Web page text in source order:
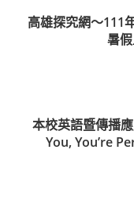
高雄探究網～111
暑
本校英語暨傳播
You, You’re